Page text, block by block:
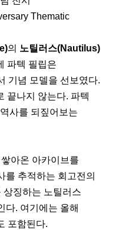
Thematic
의 노틸러스(Nautilus)
파텍 필립은
기념 모델을 선보였다.
끝나지 않는다. 파텍
사를 되짚어보는
아온 아카이브를
를 추적하는 회고전의
상징하는 노틸러스
다. 여기에는 올해
포함된다.